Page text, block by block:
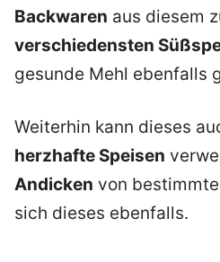
Backwaren aus diesem
verschiedensten
gesunde Mehl ebenfalls
Weiterhin kann dieses
herzhafte Speisen
Andicken von
sich dieses ebenfalls.